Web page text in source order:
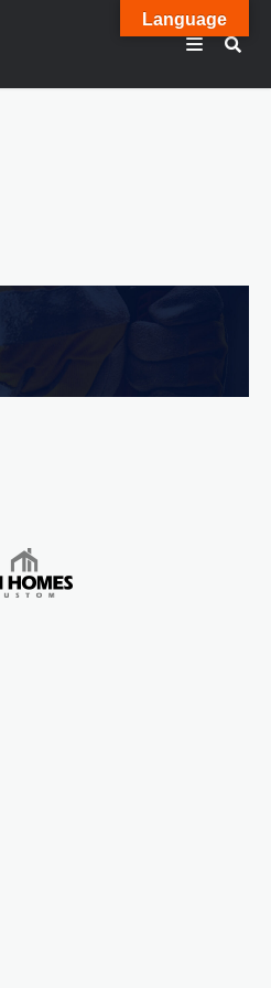
Language